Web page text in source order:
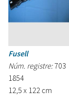
Fusell
Núm. registre:703
1854
12,5 x 122 cm